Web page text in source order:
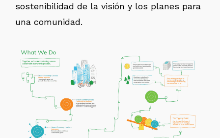
sostenibilidad de la visión y los planes para
una comunidad.